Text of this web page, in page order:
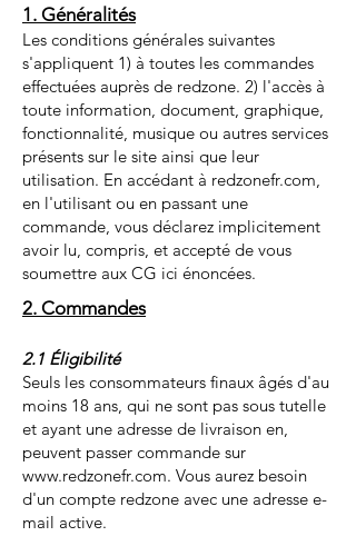
1. Généralités
Les conditions générales suivantes
s'appliquent 1) à toutes les commandes
effectuées auprès de redzone. 2) l'accès à
toute information, document, graphique,
fonctionnalité, musique ou autres services
présents sur le site ainsi que leur
utilisation. En accédant à redzonefr.com,
en l'utilisant ou en passant une
commande, vous déclarez implicitement
avoir lu, compris, et accepté de vous
soumettre aux CG ici énoncées.
2. Commandes
2.1 Éligibilité
Seuls les consommateurs finaux âgés d'au
moins 18 ans, qui ne sont pas sous tutelle
et ayant une adresse de livraison en,
peuvent passer commande sur
www.redzonefr.com. Vous aurez besoin
d'un compte redzone avec une adresse e-
mail active.